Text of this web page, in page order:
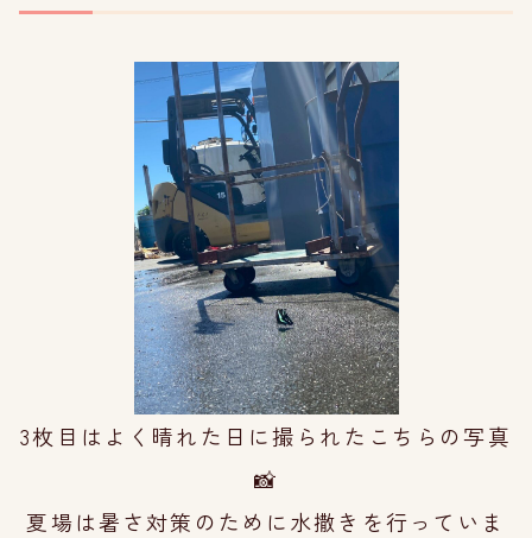
3枚目はよく晴れた日に撮られた こちらの写真
📸
夏場は暑さ対策のために水撒きを行っていま